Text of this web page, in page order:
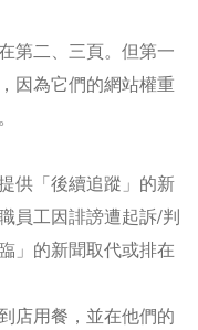
第二、三頁。但第一
因為它們的網站權重
供「後續追蹤」的新
員工因誹謗遭起訴/判
」的新聞取代或排在
店用餐，並在他們的